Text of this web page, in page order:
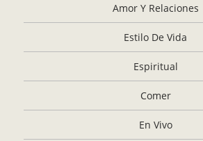
Amor Y Relaciones
Estilo De Vida
Espiritual
Comer
En Vivo